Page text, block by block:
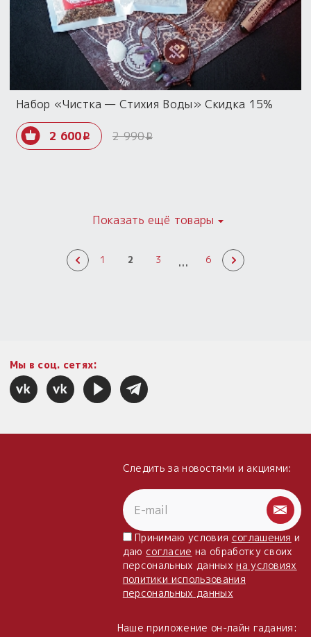
Набор «Чистка — Стихия Воды» Скидка 15%
2 600i 2 990i
Показать ещё товары
1 2 3 ... 6
Мы в соц. сетях:
Следить за новостями и акциями:
Принимаю условия соглашения и
даю согласие на обработку своих
персональных данныхна условиях
политики использования
персональных данных
Наше приложение он-лайн гадания: